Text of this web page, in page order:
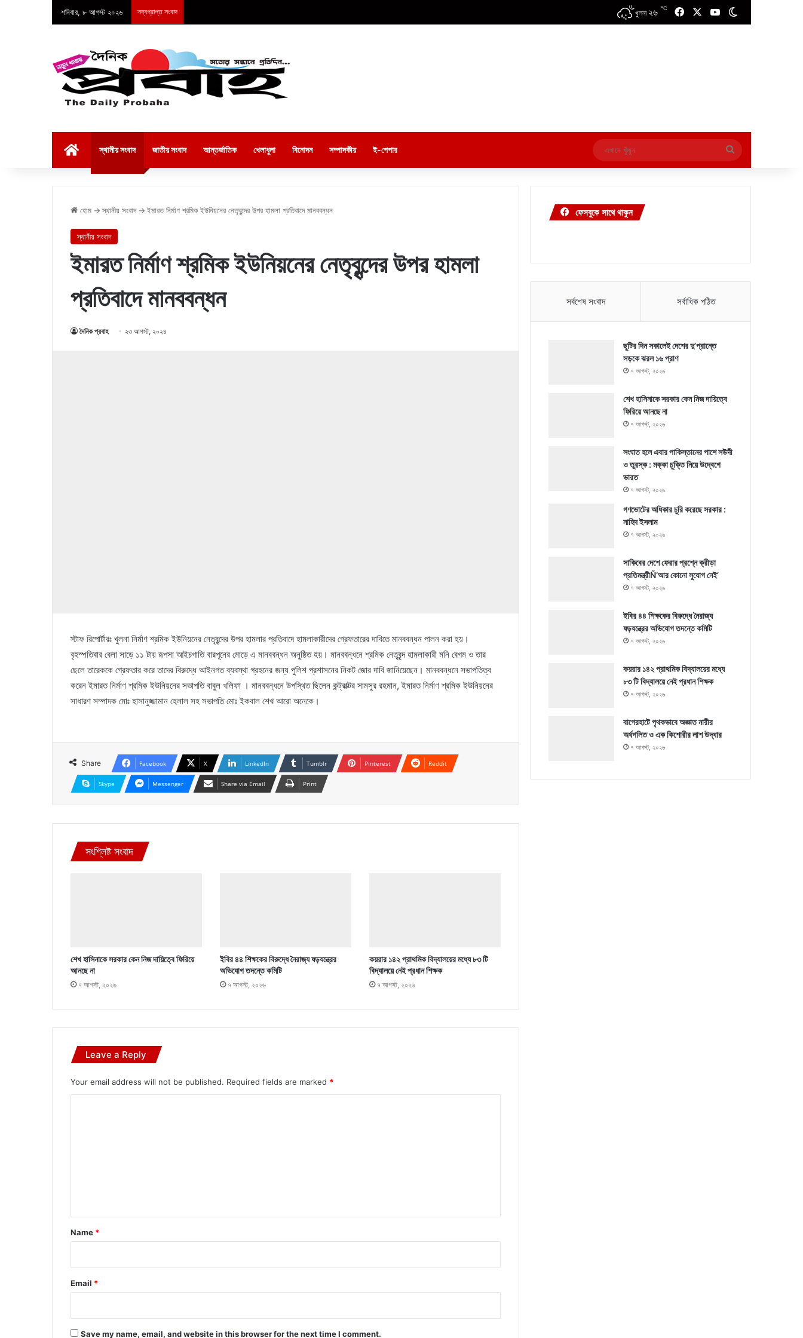
শনিবার, ৮ আগস্ট ২০২৬ সদ্যপ্রাপ্ত সংবাদ খুলনা ২৬ ℃ FacebookYouTube
স্থানীয় সংবাদ জাতীয় সংবাদ আন্তর্জাতিক খেলাধুলা বিনোদন সম্পাদকীয় ই-পেপার
এখানে
খুঁজুন
হোম → স্থানীয় সংবাদ → ইমারত নির্মাণ শ্রমিক ইউনিয়নের নেতৃবৃন্দের উপর হামলা প্রতিবাদে মানববন্ধন
স্থানীয় সংবাদ
ইমারত নির্মাণ শ্রমিক ইউনিয়নের নেতৃবৃন্দের উপর হামলা
প্রতিবাদে মানববন্ধন
দৈনিক প্রবাহ ২৩ আগস্ট, ২০২৪
স্টাফ রিপোর্টারঃ খুলনা নির্মাণ শ্রমিক ইউনিয়নের নেতৃবৃন্দের উপর হামলার প্রতিবাদে হামলাকারীদের গ্রেফতারের দাবিতে মানববন্ধন পালন করা হয়।
বৃহস্পতিবার বেলা সাড়ে ১১ টায় রূপসা আইচগাতি বারপূনের মোড়ে এ মানববন্ধন অনুষ্ঠিত হয়। মানববন্ধনে শ্রমিক নেতৃবৃন্দ হামলাকারী মনি বেগম ও তার
ছেলে তারেককে গ্রেফতার করে তাদের বিরুদ্ধে আইনগত ব্যবস্থা গ্রহনের জন্য পুলিশ প্রশাসনের নিকট জোর দাবি জানিয়েছেন। মানববন্ধনে সভাপতিত্ব
করেন ইমারত নির্মাণ শ্রমিক ইউনিয়নের সভাপতি বাবুল খলিফা । মানববন্ধনে উপস্থিত ছিলেন কন্ট্রাক্টর সামসুর রহমান, ইমারত নির্মাণ শ্রমিক ইউনিয়নের
সাধারণ সম্পাদক মোঃ হাসানুজ্জামান হেলাল সহ সভাপতি মোঃ ইকবাল শেখ আরো অনেকে।
Share Facebook X LinkedIn Tumblr Pinterest Reddit
Skype Messenger Share via Email Print
সংশ্লিষ্ট সংবাদ
শেখ হাসিনাকে সরকার কেন নিজ দায়িত্বে ফিরিয়ে
আনছে না
৭ আগস্ট, ২০২৬
ইবির ৪৪ শিক্ষকের বিরুদ্ধে নৈরাজ্য ষড়যন্ত্রের
অভিযোগ তদন্তে কমিটি
৭ আগস্ট, ২০২৬
কয়রার ১৪২ প্রাথমিক বিদ্যালয়ের মধ্যে ৮৩ টি
বিদ্যালয়ে নেই প্রধান শিক্ষক
৭ আগস্ট, ২০২৬
Leave a Reply
Your email address will not be published. Required fields are marked *
*
Name *
Email *
Save my name, email, and website in this browser for the next time I comment.
ফেসবুকে সাথে থাকুন
সর্বশেষ সংবাদ সর্বাধিক পঠিত
ছুটির দিন সকালেই দেশের দু’প্রান্তে
সড়কে ঝরল ১৬ প্রাণ
৭ আগস্ট, ২০২৬
শেখ হাসিনাকে সরকার কেন নিজ দায়িত্বে
ফিরিয়ে আনছে না
৭ আগস্ট, ২০২৬
সংঘাত হলে এবার পাকিস্তানের পাশে সউদী
ও তুরস্ক : মক্কা চুক্তি নিয়ে উদ্বেগে
ভারত
৭ আগস্ট, ২০২৬
গণভোটের অধিকার চুরি করেছে সরকার :
নাহিদ ইসলাম
৭ আগস্ট, ২০২৬
সাকিবের দেশে ফেরার প্রশ্নে ক্রীড়া
প্রতিমন্ত্রীÑ‘আর কোনো সুযোগ নেই’
৭ আগস্ট, ২০২৬
ইবির ৪৪ শিক্ষকের বিরুদ্ধে নৈরাজ্য
ষড়যন্ত্রের অভিযোগ তদন্তে কমিটি
৭ আগস্ট, ২০২৬
কয়রার ১৪২ প্রাথমিক বিদ্যালয়ের মধ্যে
৮৩ টি বিদ্যালয়ে নেই প্রধান শিক্ষক
৭ আগস্ট, ২০২৬
বাগেরহাটে পৃথকভাবে অজ্ঞাত নারীর
অর্ধগলিত ও এক কিশোরীর লাশ উদ্ধার
৭ আগস্ট, ২০২৬